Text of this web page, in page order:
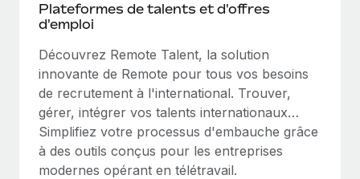
Plateformes de talents et d'offres
d'emploi
Découvrez Remote Talent, la solution
innovante de Remote pour tous vos besoins
de recrutement à l'international. Trouver,
gérer, intégrer vos talents internationaux…
Simplifiez votre processus d'embauche grâce
à des outils conçus pour les entreprises
modernes opérant en télétravail.